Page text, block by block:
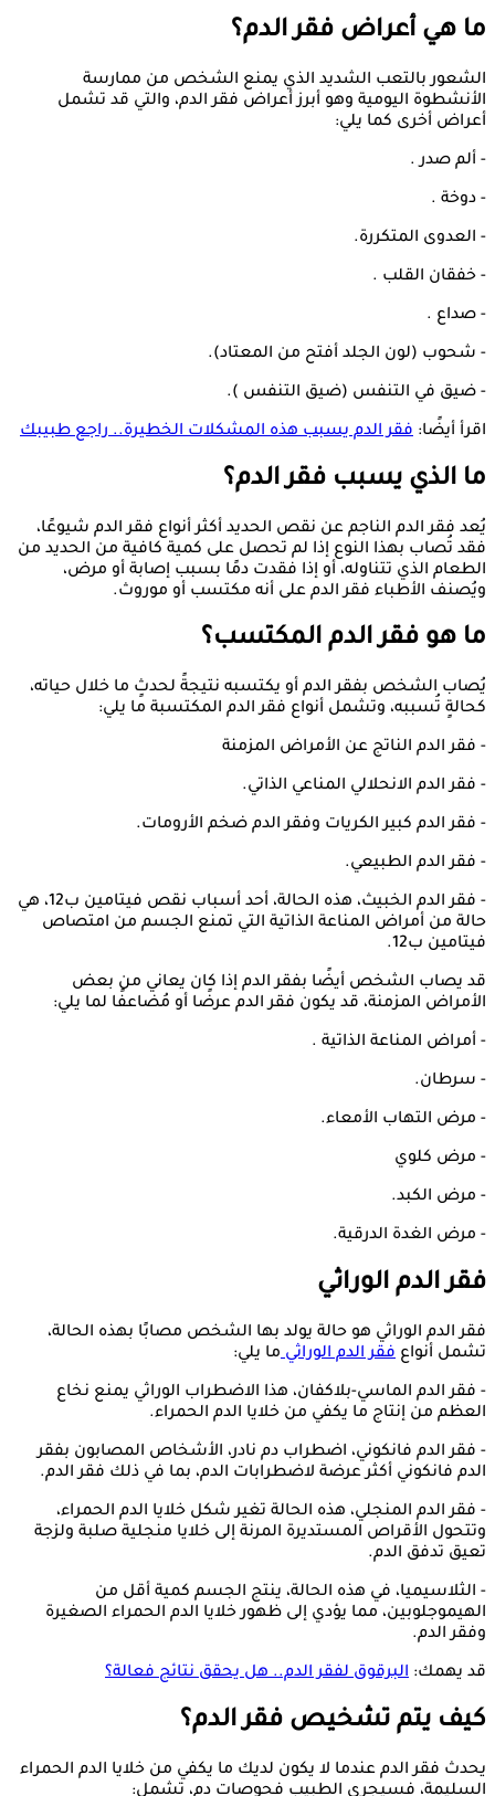
ما هي أعراض فقر الدم؟
الشعور بالتعب الشديد الذي يمنع الشخص من ممارسة
الأنشطوة اليومية وهو أبرز أعراض فقر الدم، والتي قد تشمل
أعراض أخرى كما يلي:
- ألم صدر .
- دوخة .
- العدوى المتكررة.
- خفقان القلب .
- صداع .
- شحوب (لون الجلد أفتح من المعتاد).
- ضيق في التنفس (ضيق التنفس ).
اقرأ أيضًا: فقر الدم يسبب هذه المشكلات الخطيرة.. راجع طبيبك
ما الذي يسبب فقر الدم؟
يُعد فقر الدم الناجم عن نقص الحديد أكثر أنواع فقر الدم شيوعًا،
فقد تُصاب بهذا النوع إذا لم تحصل على كمية كافية من الحديد من
الطعام الذي تتناوله، أو إذا فقدت دمًا بسبب إصابة أو مرض،
ويُصنف الأطباء فقر الدم على أنه مكتسب أو موروث.
ما هو فقر الدم المكتسب؟
يُصاب الشخص بفقر الدم أو يكتسبه نتيجةً لحدثٍ ما خلال حياته،
كحالةٍ تُسببه، وتشمل أنواع فقر الدم المكتسبة ما يلي:
- فقر الدم الناتج عن الأمراض المزمنة
- فقر الدم الانحلالي المناعي الذاتي.
- فقر الدم كبير الكريات وفقر الدم ضخم الأرومات.
- فقر الدم الطبيعي.
- فقر الدم الخبيث، هذه الحالة، أحد أسباب نقص فيتامين ب12، هي
حالة من أمراض المناعة الذاتية التي تمنع الجسم من امتصاص
فيتامين ب12.
قد يصاب الشخص أيضًا بفقر الدم إذا كان يعاني من بعض
الأمراض المزمنة، قد يكون فقر الدم عرضًا أو مُضاعفًا لما يلي:
- أمراض المناعة الذاتية .
- سرطان.
- مرض التهاب الأمعاء.
- مرض كلوي
- مرض الكبد.
- مرض الغدة الدرقية.
فقر الدم الوراثي
فقر الدم الوراثي هو حالة يولد بها الشخص مصابًا بهذه الحالة،
تشمل أنواع فقر الدم الوراثيما يلي:
- فقر الدم الماسي-بلاكفان، هذا الاضطراب الوراثي يمنع نخاع
العظم من إنتاج ما يكفي من خلايا الدم الحمراء.
- فقر الدم فانكوني، اضطراب دم نادر، الأشخاص المصابون بفقر
الدم فانكوني أكثر عرضة لاضطرابات الدم، بما في ذلك فقر الدم.
- فقر الدم المنجلي، هذه الحالة تغير شكل خلايا الدم الحمراء،
وتتحول الأقراص المستديرة المرنة إلى خلايا منجلية صلبة ولزجة
تعيق تدفق الدم.
- الثلاسيميا، في هذه الحالة، ينتج الجسم كمية أقل من
الهيموجلوبين، مما يؤدي إلى ظهور خلايا الدم الحمراء الصغيرة
وفقر الدم.
قد يهمك: البرقوق لفقر الدم.. هل يحقق نتائج فعالة؟
كيف يتم تشخيص فقر الدم؟
يحدث فقر الدم عندما لا يكون لديك ما يكفي من خلايا الدم الحمراء
السليمة، فسيجري الطبيب فحوصات دم، تشمل: